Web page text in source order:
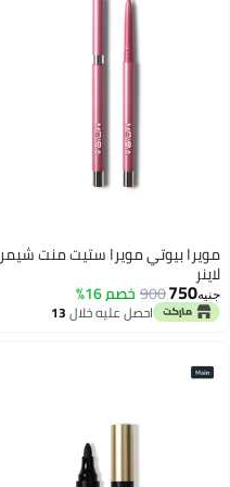
مويرا بيوتي مويرا ستيت منت شيمر
لاينر
جنيه750
900 خصم 16%
احصل عليه خلال13
اغسطس